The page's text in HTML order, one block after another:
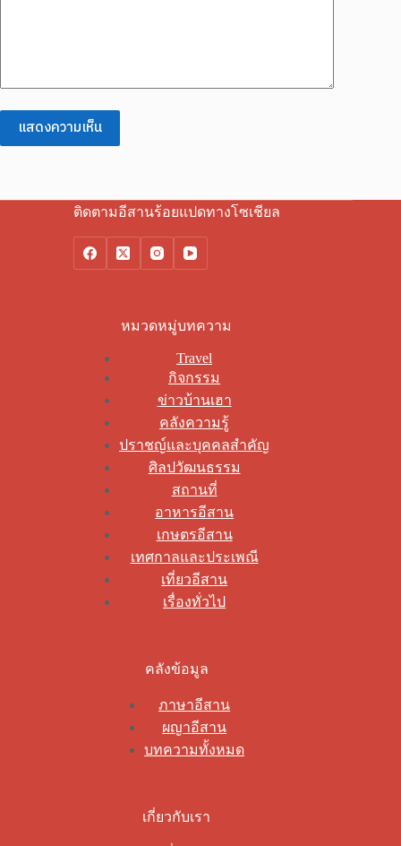
แสดงความเห็น
ติดตามอีสานร้อยแปดทางโซเชียล
หมวดหมู่บทความ
Travel
กิจกรรม
ข่าวบ้านเฮา
คลังความรู้
ปราชญ์และบุคคลสำคัญ
ศิลปวัฒนธรรม
สถานที่
อาหารอีสาน
เกษตรอีสาน
เทศกาลและประเพณี
เที่ยวอีสาน
เรื่องทั่วไป
คลังข้อมูล
ภาษาอีสาน
ผญาอีสาน
บทความทั้งหมด
เกี่ยวกับเรา